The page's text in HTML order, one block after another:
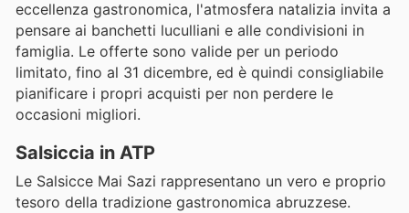
eccellenza gastronomica, l'atmosfera natalizia invita a
pensare ai banchetti luculliani e alle condivisioni in
famiglia. Le offerte sono valide per un periodo
limitato, fino al 31 dicembre, ed è quindi consigliabile
pianificare i propri acquisti per non perdere le
occasioni migliori.
Salsiccia in ATP
Le Salsicce Mai Sazi rappresentano un vero e proprio
tesoro della tradizione gastronomica abruzzese.